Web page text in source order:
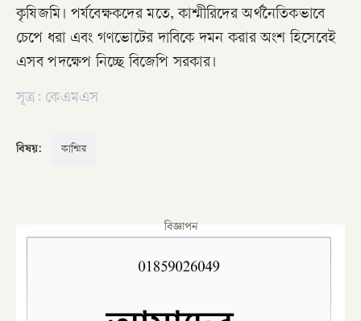
কৃষিজমি। পর্যবেক্ষকদের মতে, কাশ্মীরিদের অর্থনৈতিকভাবে
চেপে ধরা এবং গণভোটের দাবিকে দমন করার অংশ হিসেবেই
এসব পদক্ষেপ নিচ্ছে বিজেপি সরকার।
সূত্র: কেএমএস
বিষয়: কাশ্মির
বিজ্ঞাপন